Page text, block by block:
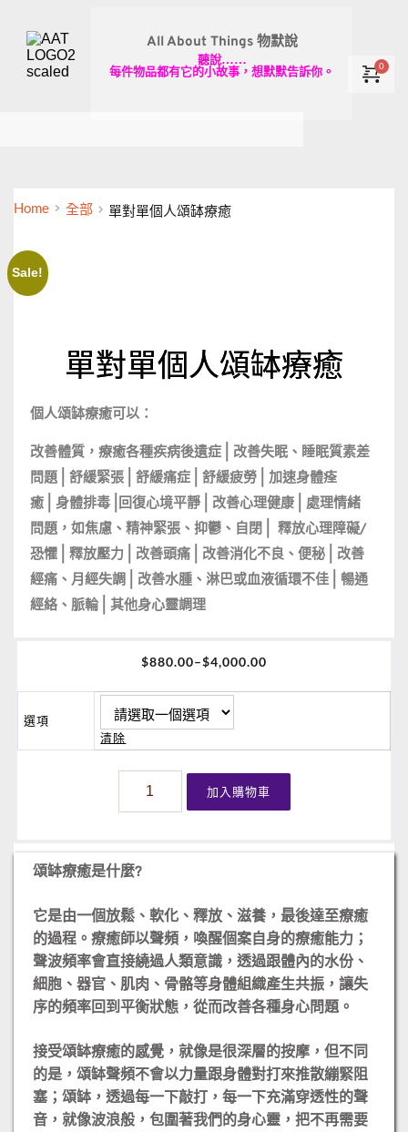
All About Things 物默說
聽說……
每件物品都有它的小故事，想默默告訴你。
Home 全部 單對單個人頌缽療癒
Sale!
單對單個人頌缽療癒
個人頌缽療癒可以：
改善體質，療癒各種疾病後遺症 | 改善失眠、睡眠質素差
問題 | 舒緩緊張 | 舒緩痛症 | 舒緩疲勞 | 加速身體痊
癒 | 身體排毒 |回復心境平靜 | 改善心理健康 | 處理情緒
問題，如焦慮、精神緊張、抑鬱、自閉 | 釋放心理障礙/
恐懼 | 釋放壓力 | 改善頭痛 | 改善消化不良、便秘 | 改善
經痛、月經失調 | 改善水腫、淋巴或血液循環不佳 | 暢通
經絡、脈輪 | 其他身心靈調理
$880.00–$4,000.00
選項
清除
人
缽
療
癒
數
量
加入購物車
頌缽療癒是什麼?
它是由一個放鬆、軟化、釋放、滋養，最後達至療癒
的過程。療癒師以聲頻，喚醒個案自身的療癒能力；
聲波頻率會直接繞過人類意識，透過跟體內的水份、
細胞、器官、肌肉、骨骼等身體組織產生共振，讓失
序的頻率回到平衡狀態，從而改善各種身心問題。
接受頌缽療癒的感覺，就像是很深層的按摩，但不同
的是，頌缽聲頻不會以力量跟身體對打來推散繃緊阻
塞；頌缽，透過每一下敲打，每一下充滿穿透性的聲
音，就像波浪般，包圍著我們的身心靈，把不再需要